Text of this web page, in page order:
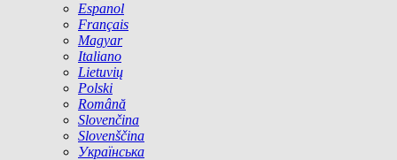
Espanol
Français
Magyar
Italiano
Lietuvių
Polski
Română
Slovenčina
Slovenščina
Українська